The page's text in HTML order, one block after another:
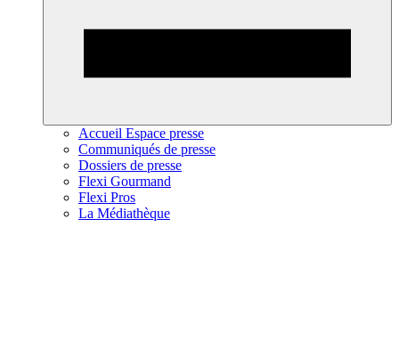
Accueil Espace presse
Communiqués de presse
Dossiers de presse
Flexi Gourmand
Flexi Pros
La Médiathèque